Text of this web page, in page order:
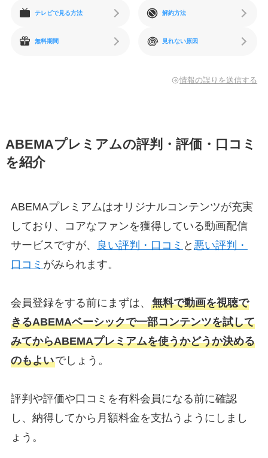
テレビで見る方法 解約方法
無料期間 見れない原因
情報の誤りを送信する
ABEMAプレミアムの評判・評価・口コミ
を紹介
ABEMAプレミアムはオリジナルコンテンツが充実
しており、コアなファンを獲得している動画配信
サービスですが、
良い評判・口コミ と 悪い評判・
口コミ がみられます。
会員登録をする前にまずは、 無料で動画を視聴で
きるABEMAベーシックで一部コンテンツを試して
みてからABEMAプレミアムを使うかどうか決める
のもよいでしょう。
評判や評価や口コミを有料会員になる前に確認
し、納得してから月額料金を支払うようにしまし
ょう。